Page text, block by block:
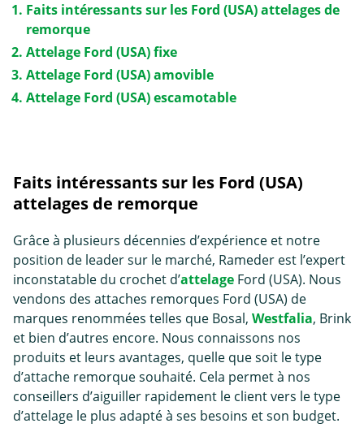
Faits intéressants sur les Ford (USA) attelages de
remorque
Attelage Ford (USA) fixe
Attelage Ford (USA) amovible
Attelage Ford (USA) escamotable
Faits intéressants sur les Ford (USA)
attelages de remorque
Grâce à plusieurs décennies d’expérience et notre
position de leader sur le marché, Rameder est l’expert
inconstatable du crochet d’attelage Ford (USA). Nous
vendons des attaches remorques Ford (USA) de
marques renommées telles que Bosal, Westfalia, Brink
et bien d’autres encore. Nous connaissons nos
produits et leurs avantages, quelle que soit le type
d’attache remorquesouhaité. Cela permet à nos
conseillers d’aiguiller rapidement le client vers le type
d’attelage le plus adapté à ses besoins et son budget.